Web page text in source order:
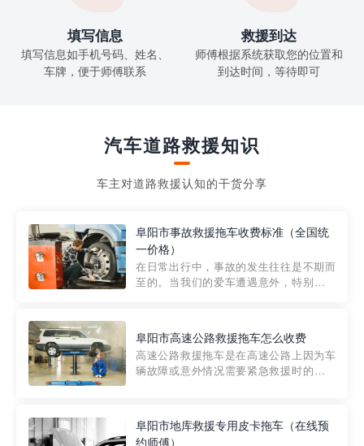
填写信息
填写信息如手机号码、姓名、
车牌，便于师傅联系
救援到达
师傅根据系统获取您的位置和
到达时间，等待即可
汽车道路救援知识
车主对道路救援认知的干货分享
阜阳市事故救援拖车收费标准（全国统
一价格）
在日常出行中，事故的发生往往是不期而
至的。当我们的爱车遭遇意外，特别是在
细解析一下市区事故救援拖车的收费标
准，以及在选用拖车服务时应注...
阜阳市高速公路救援拖车怎么收费
高速公路救援拖车是在高速公路上因为车
辆故障或意外情况需要紧急救援时的必备
路救援拖车的收费标准是由当地交通管理
阜阳市地库救援专用皮卡拖车（在线预
约师傅）